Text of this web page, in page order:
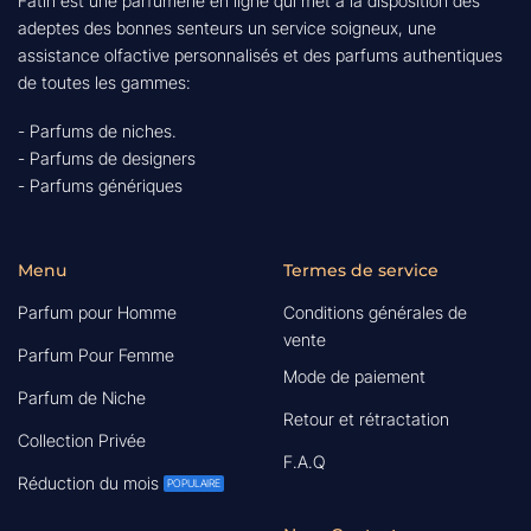
adeptes des bonnes senteurs un service soigneux, une
assistance olfactive personnalisés et des parfums authentiques
de toutes les gammes:
- Parfums de niches.
- Parfums de designers
- Parfums génériques
Menu
Parfum pour Homme
Parfum Pour Femme
Parfum de Niche
Collection Privée
Réduction du mois
Termes de service
Conditions générales de
vente
Mode de paiement
Retour et rétractation
F.A.Q